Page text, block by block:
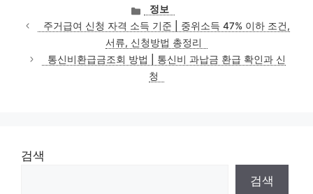
카
테
고
리
정보
주거급여 신청 자격 소득 기준 | 중위소득 47% 이하 조건,
서류, 신청방법 총정리
통신비환급금조회 방법 | 통신비 과납금 환급 확인과 신
청
검색
검색